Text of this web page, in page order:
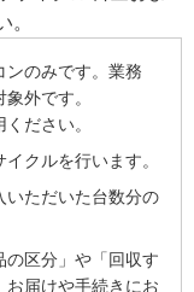
。
ンのみです。業務
外です。
ださい。
クルを行います。
いただいた台数分の
の区分」や「回収す
お届けや手続きにお